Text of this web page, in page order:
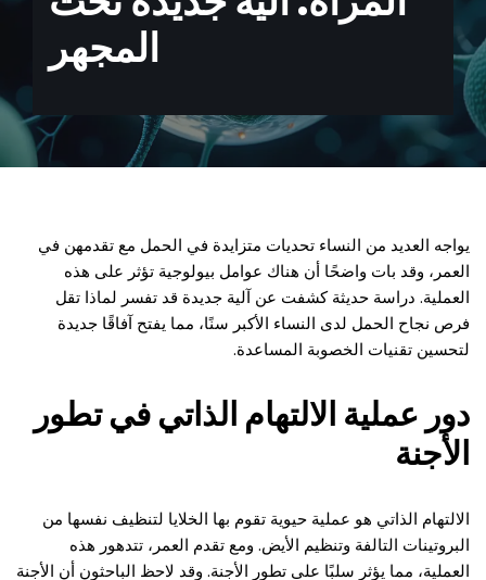
المجهر
يواجه العديد من النساء تحديات متزايدة في الحمل مع تقدمهن في
العمر، وقد بات واضحًا أن هناك عوامل بيولوجية تؤثر على هذه
العملية. دراسة حديثة كشفت عن آلية جديدة قد تفسر لماذا تقل
فرص نجاح الحمل لدى النساء الأكبر سنًا، مما يفتح آفاقًا جديدة
لتحسين تقنيات الخصوبة المساعدة.
دور عملية الالتهام الذاتي في تطور
الأجنة
الالتهام الذاتي هو عملية حيوية تقوم بها الخلايا لتنظيف نفسها من
البروتينات التالفة وتنظيم الأيض. ومع تقدم العمر، تتدهور هذه
العملية، مما يؤثر سلبًا على تطور الأجنة. وقد لاحظ الباحثون أن الأجنة